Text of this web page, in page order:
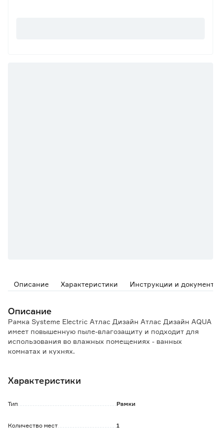
Описание Характеристики Инструкции и документы
Описание
Рамка Systeme Electric Атлас Дизайн Атлас Дизайн AQUA
имеет повышенную пыле-влагозащиту и подходит для
использования во влажных помещениях - ванных
комнатах и кухнях.
Несмотря на внешнее сходство, механизмы и рамки со
рамками со степенью защиты IP44.
Характеристики
Тип Рамки
Количество мест 1